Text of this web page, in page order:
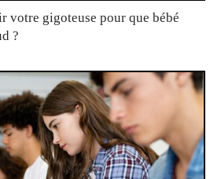
votre gigoteuse pour que bébé
?